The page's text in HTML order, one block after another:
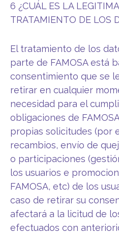
6 ¿CUÁL ES LA
TRATAMIENTO DE LOS
El tratamiento de los
parte de FAMOSA está
consentimiento que se
retirar en cualquier
necesidad para el
obligaciones de
propias solicitudes (por
recambios, envío de
o participaciones
los usuarios e
FAMOSA, etc) de los
caso de retirar su
afectará a la licitud de
efectuados con